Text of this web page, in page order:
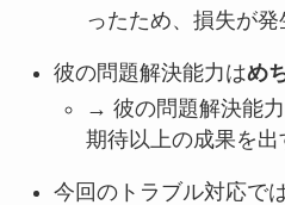
ったため、損失が発
彼の問題解決能力はめ
→ 彼の問題解決能
期待以上の成果を出
今回のトラブル対応で